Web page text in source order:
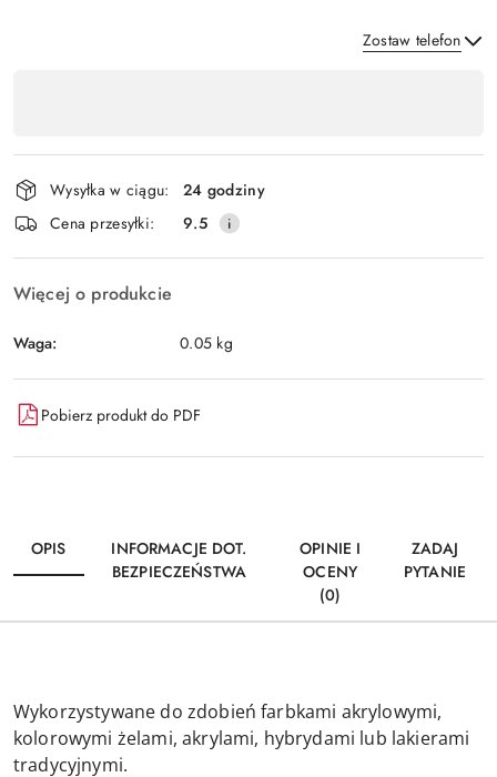
Zostaw telefon
płatność
i
dostawa
Wysyłka w ciągu:
24 godziny
Cena przesyłki:
9.5
Więcej o produkcie
Waga: 0.05 kg
Pobierz produkt do PDF
OPIS
INFORMACJE DOT.
BEZPIECZEŃSTWA
OPINIE I
OCENY
(0)
ZADAJ
PYTANIE
Wykorzystywane do zdobień farbkami akrylowymi,
kolorowymi żelami, akrylami, hybrydami lub lakierami
tradycyjnymi.